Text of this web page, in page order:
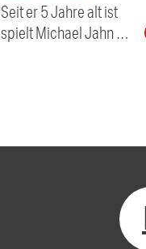
Seit er 5 Jahre alt ist
spielt Michael Jahn …